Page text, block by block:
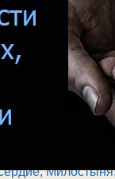
Милостыня